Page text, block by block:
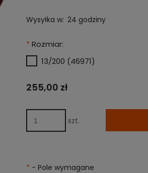
Wysyłka w: 24 godziny
* Rozmiar:
13/200 (46971)
255,00 zł
szt.
* - Pole wymagane